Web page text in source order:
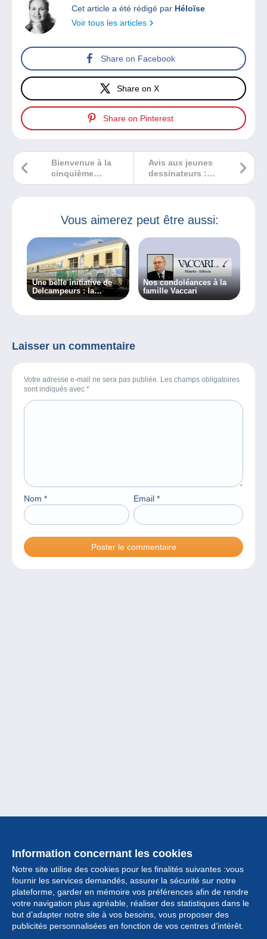
Cet article a été rédigé par Héloïse
Voir tous les articles
Share on Facebook
Share on X
Share on Pinterest
Avis aux jeunes
dessinateurs :
POST Luxembourg
officiel « Saint-
Nicolas 2024 »
Bienvenue à la
cinquième
Journée
Vous aimerez peut être aussi:
Une belle initiative de
Delcampeurs : la
création d’un musée
Nos condoléances à la
famille Vaccari
Laisser un commentaire
Votre adresse e-mail ne sera pas publiée. Les champs obligatoires
sont indiqués avec *
Nom * Email *
Information concernant les cookies
Notre site utilise des cookies pour les finalités suivantes :vous
fournir les services demandés, assurer la sécurité sur notre
plateforme, garder en mémoire vos préférences afin de rendre
votre navigation plus agréable, réaliser des statistiques dans le
but d’adapter notre site à vos besoins, vous proposer des
publicités personnalisées en fonction de vos centres d’intérêt.
Collection